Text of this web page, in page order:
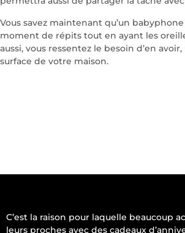
exact
https://www.vapesstores.nl/
vape
kopen
presents
Vous savez maintenant qu’un
moment de répits tout en ayant les
aussi, vous ressentez le besoin d’en
surface de votre maison.
C’est la raison pour laquelle beaucoup
leurs proches avec des cadeaux